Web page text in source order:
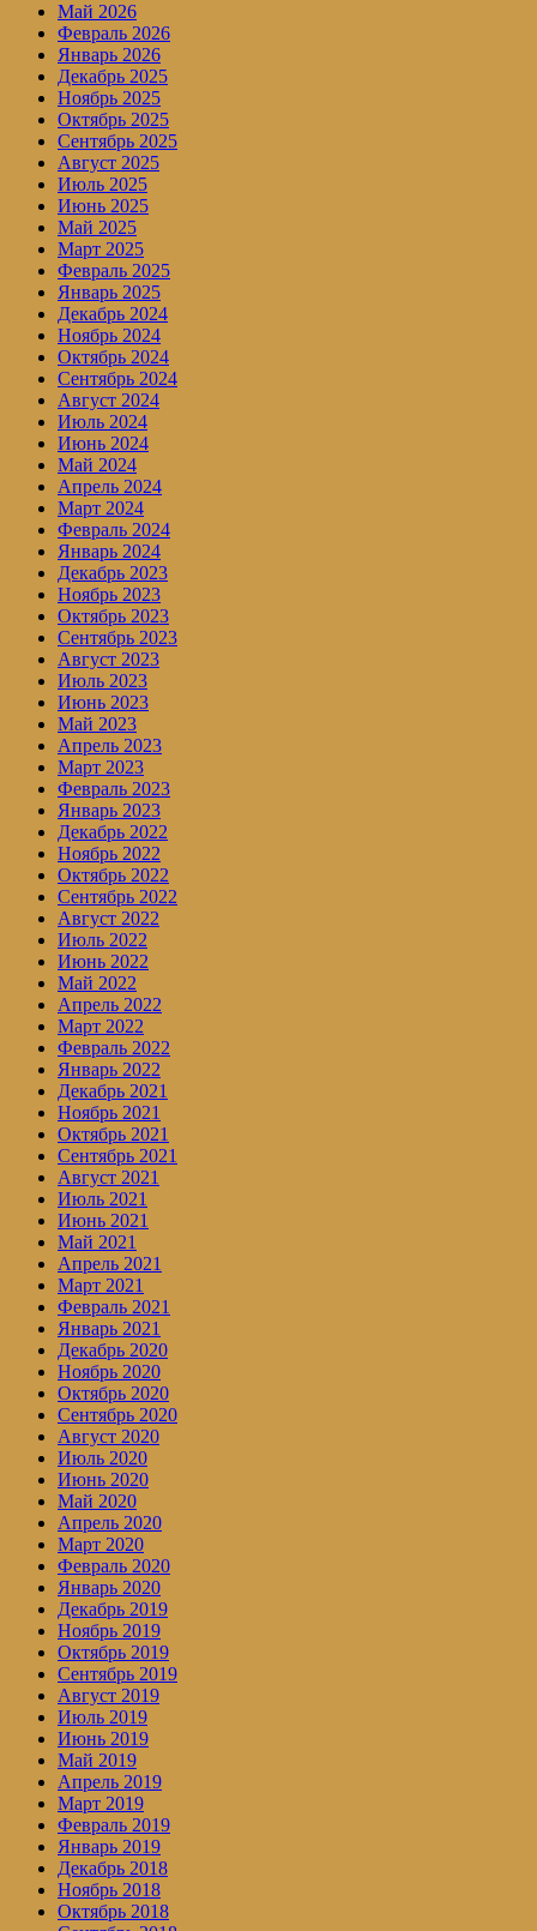
Май 2026
Февраль 2026
Январь 2026
Декабрь 2025
Ноябрь 2025
Октябрь 2025
Сентябрь 2025
Август 2025
Июль 2025
Июнь 2025
Май 2025
Март 2025
Февраль 2025
Январь 2025
Декабрь 2024
Ноябрь 2024
Октябрь 2024
Сентябрь 2024
Август 2024
Июль 2024
Июнь 2024
Май 2024
Апрель 2024
Март 2024
Февраль 2024
Январь 2024
Декабрь 2023
Ноябрь 2023
Октябрь 2023
Сентябрь 2023
Август 2023
Июль 2023
Июнь 2023
Май 2023
Апрель 2023
Март 2023
Февраль 2023
Январь 2023
Декабрь 2022
Ноябрь 2022
Октябрь 2022
Сентябрь 2022
Август 2022
Июль 2022
Июнь 2022
Май 2022
Апрель 2022
Март 2022
Февраль 2022
Январь 2022
Декабрь 2021
Ноябрь 2021
Октябрь 2021
Сентябрь 2021
Август 2021
Июль 2021
Июнь 2021
Май 2021
Апрель 2021
Март 2021
Февраль 2021
Январь 2021
Декабрь 2020
Ноябрь 2020
Октябрь 2020
Сентябрь 2020
Август 2020
Июль 2020
Июнь 2020
Май 2020
Апрель 2020
Март 2020
Февраль 2020
Январь 2020
Декабрь 2019
Ноябрь 2019
Октябрь 2019
Сентябрь 2019
Август 2019
Июль 2019
Июнь 2019
Май 2019
Апрель 2019
Март 2019
Февраль 2019
Январь 2019
Декабрь 2018
Ноябрь 2018
Октябрь 2018